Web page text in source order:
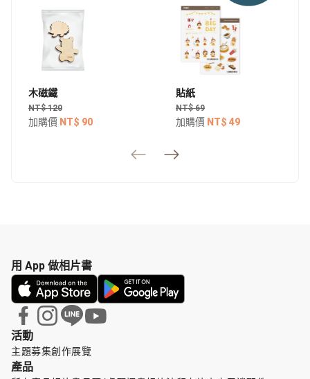
木磁鐵
NT$ 120
加購價 NT$ 90
貼紙
NT$ 69
加購價 NT$ 49
活動
主題募集創作展覽
產品
用 App 做相片書